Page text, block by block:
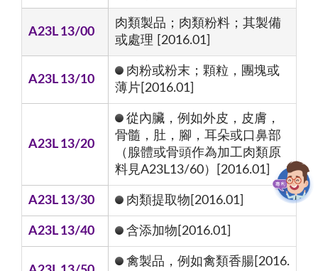
A23L 13/00
肉類製品；肉類粉料；其製備
或處理 [2016.01]
A23L 13/10
肉粉或粉末；顆粒，團塊或
薄片[2016.01]
A23L 13/20
從內臟，例如外皮，皮膚，
骨髓，肚，腳，耳朵或口鼻部
（腺體或骨頭作為加工肉類原
料見A23L13/60）[2016.01]
A23L 13/30 肉類提取物[2016.01]
A23L 13/40 含添加物[2016.01]
禽製品，例如禽類香腸[2016.